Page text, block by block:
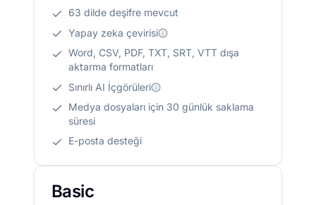
63 dilde deşifre mevcut
Yapay zeka çevirisi
Word, CSV, PDF, TXT, SRT, VTT dışa
aktarma formatları
Sınırlı AI İçgörüleri
Medya dosyaları için 30 günlük saklama
süresi
E-posta desteği
Basic